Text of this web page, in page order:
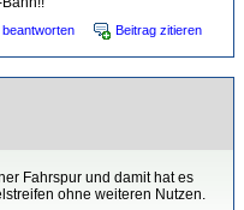
beantworten Beitrag zitieren
Fahrspur und damit hat es
ohne weiteren Nutzen.